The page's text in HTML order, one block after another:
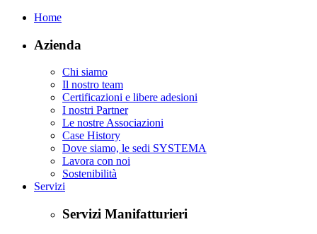
Home
Azienda
Chi siamo
Il nostro team
Certificazioni e libere adesioni
I nostri Partner
Le nostre Associazioni
Case History
Dove siamo, le sedi SYSTEMA
Lavora con noi
Sostenibilità
Servizi
Servizi Manifatturieri